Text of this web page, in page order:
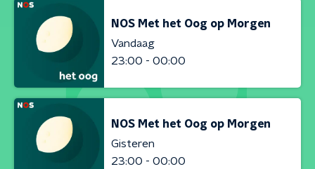
NOS Met het Oog op Morgen
Vandaag
23:00 - 00:00
NOS Met het Oog op Morgen
Gisteren
23:00 - 00:00